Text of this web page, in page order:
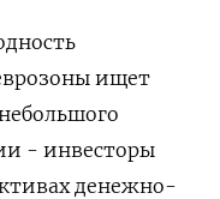
ищет
- инвесторы
денежно-